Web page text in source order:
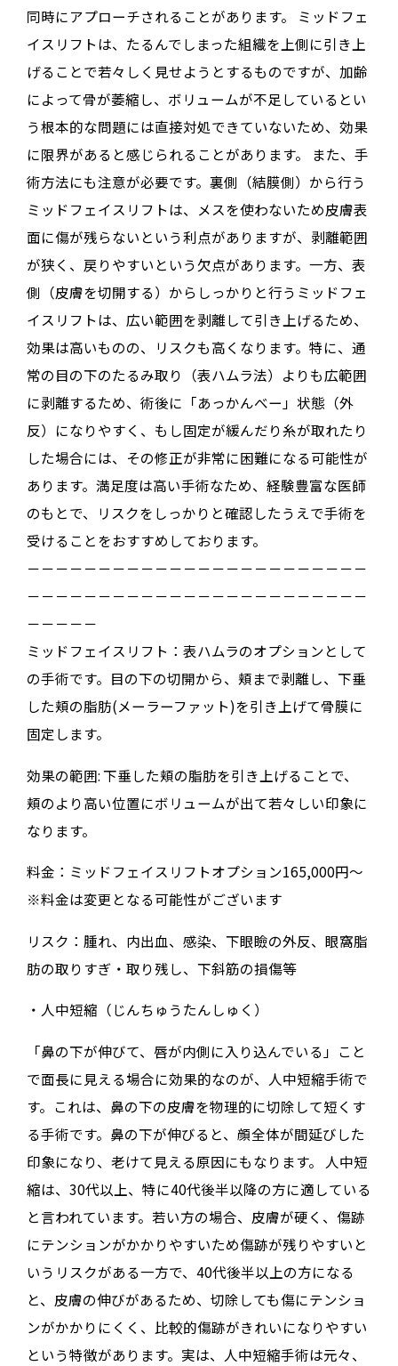
同時にアプローチされることがあります。
ミッドフェ
イスリフトは、たるんでしまった組織を上側に引き上
げることで若々しく見せようとするものですが、加齢
によって骨が萎縮し、ボリュームが不足しているとい
う根本的な問題には直接対処できていないため、効果
に限界があると感じられることがあります。
また、手
術方法にも注意が必要です。裏側（結膜側）から行う
ミッドフェイスリフトは、メスを使わないため皮膚表
面に傷が残らないという利点がありますが、剥離範囲
が狭く、 戻りやすい という欠点があります。一方、表
側（皮膚を切開する）からしっかりと行うミッドフェ
イスリフトは、広い範囲を剥離して引き上げるため、
効果は高いものの、リスクも高くなります。特に、通
常の目の下のたるみ取り（表ハムラ法）よりも広範囲
に剥離するため、術後に「あっかんべー」状態（外
反）になりやすく、もし固定が緩んだり糸が取れたり
した場合には、その修正が非常に困難になる可能性が
あります。満足度は高い手術なため、経験豊富な医師
のもとで、リスクをしっかりと確認したうえで手術を
受けることをおすすめしております。
－－－－－－－－－－－－－－－－－－－－－－－－
－－－－－－－－－－－－－－－－－－－－－－－－
－－－－－
ミッドフェイスリフト：表ハムラのオプションとして
の手術です。目の下の切開から、頬まで剥離し、下垂
した頬の脂肪(メーラーファット)を引き上げて骨膜に
固定します。
効果の範囲: 下垂した頬の脂肪を引き上げることで、
頬のより高い位置にボリュームが出て若々しい印象に
なります。
料金：ミッドフェイスリフトオプション165,000円～
※料金は変更となる可能性がございます
リスク：腫れ、内出血、感染、下眼瞼の外反、眼窩脂
肪の取りすぎ・取り残し、下斜筋の損傷等
・人中短縮（じんちゅうたんしゅく）
「鼻の下が伸びて、唇が内側に入り込んでいる」こと
で面長に見える場合に効果的なのが、人中短縮手術で
す。これは、鼻の下の皮膚を物理的に切除して短くす
る手術です。鼻の下が伸びると、顔全体が間延びした
印象になり、老けて見える原因にもなります。
人中短
縮は、 30代以上、特に40代後半以降の方に適している
と言われています。若い方の場合、皮膚が硬く、傷跡
にテンションがかかりやすいため傷跡が残りやすいと
いうリスクがある一方で、40代後半以上の方になる
と、皮膚の伸びがあるため、切除しても傷にテンショ
ンがかかりにくく、比較的傷跡がきれいになりやすい
という特徴があります。実は、人中短縮手術は元々、